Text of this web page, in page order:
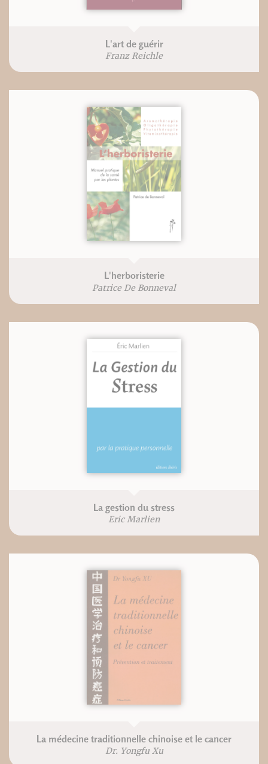
L'art de guérir
Franz Reichle
L'herboristerie
Patrice De Bonneval
La gestion du stress
Eric Marlien
La médecine traditionnelle chinoise et le cancer
Dr. Yongfu Xu